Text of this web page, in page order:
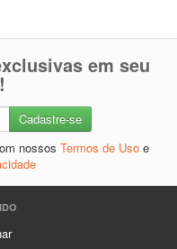
em seu
nossos Termos de Uso e